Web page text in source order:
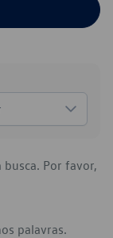
Por favor,
palavras.